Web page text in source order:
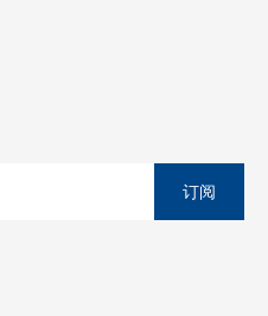
订阅